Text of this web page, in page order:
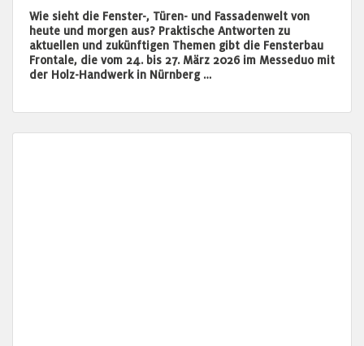
Wie sieht die Fenster-, Türen- und Fassadenwelt von
heute und morgen aus? Praktische Antworten zu
aktuellen und zukünftigen Themen gibt die Fensterbau
Frontale, die vom 24. bis 27. März 2026 im Messeduo mit
der Holz-Handwerk in Nürnberg …